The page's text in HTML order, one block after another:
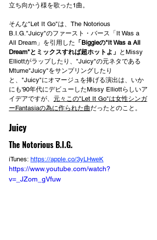
立ち向かう様を歌った1曲。
そんな"Let It Go"は、The Notorious
B.I.G."Juicy"のファースト・バース「It Was a
All Dream」を引用した 「Biggieの"It Was a All
Dream"とミックスすれば超ホットよ」 とMissy
Elliottがラップしたり、"Juicy"の元ネタである
Mtume"Juicy"をサンプリングしたり
と、"Juicy"にオマージュを捧げる演出は、いか
にも'90年代にデビューしたMissy Elliottらしいア
イデアですが、 元々この"Let It Go"は女性シンガ
ーFantasiaの為に作られた曲だったとのこと。
Juicy
The Notorious B.I.G.
iTunes: https://apple.co/3yLHweK
https://www.youtube.com/watch?
v=_JZom_gVfuw